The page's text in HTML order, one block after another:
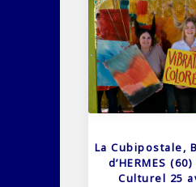
La Cubipostale,
d’HERMES
Culturel 25